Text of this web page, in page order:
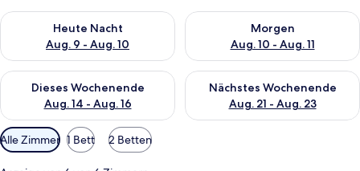
Heute Nacht
Aug. 9 - Aug. 10
Überprüfe die Verfügbarkeit für heute Nacht, Aug. 9 - Aug.
Morgen
Aug. 10 - Aug. 11
Überprüfe die Verfügbarkeit
Dieses Wochenende
Aug. 14 - Aug. 16
Überprüfe die Verfügbarkeit für dieses Wochenende, Aug. 14
Nächstes Wochenende
Aug. 21 - Aug. 23
Überprüfe die Verfügbarkeit
Verfügbare
Filter
Alle Zimmer 1 Bett 2 Betten